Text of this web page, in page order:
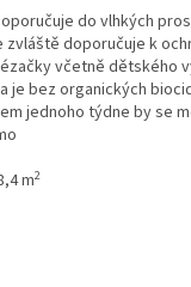
do vlhkých
doporučuje k
včetně dětského
je bez organických
jednoho týdne by se
m2